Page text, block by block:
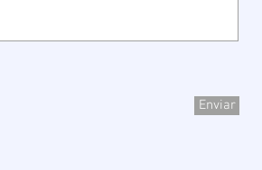
Enviar